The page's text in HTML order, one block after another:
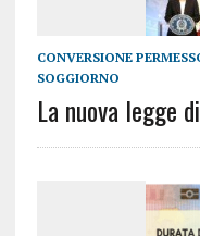
CONVERSIONE
SOGGIORNO
La nuova legge